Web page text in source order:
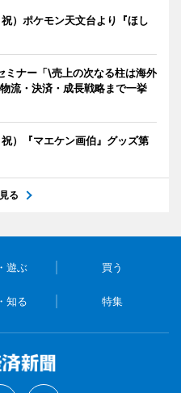
）ポケモン天文台より『ほし
ミナー「\売上の次なる柱は海外
流・決済・成長戦略まで一挙
）『マエケン画伯』グッズ第
る
遊ぶ 買う
知る 特集